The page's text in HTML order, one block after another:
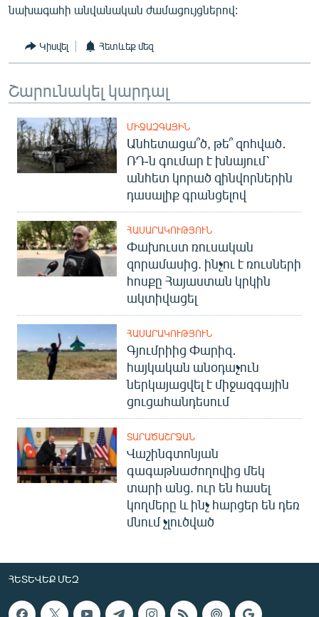
նախագահի անվանական ժամացույցներով:
Կիսվել Հետևեք մեզ
Շարունակել կարդալ
ՄԻՋԱԶԳԱՅԻՆ
Անհետացա՞ծ, թե՞ զոհված․
ՌԴ-ն գումար է խնայում՝
անհետ կորած զինվորներին
դասալիք գրանցելով
ՀԱՍԱՐԱԿՈՒԹՅՈՒՆ
Փախուստ ռուսական
զորամասից. ինչու է ռուսների
հոսքը Հայաստան կրկին
ակտիվացել
ՀԱՍԱՐԱԿՈՒԹՅՈՒՆ
Գյումրիից Փարիզ․
հայկական անօդաչուն
ներկայացվել է միջազգային
ցուցահանդեսում
ՏԱՐԱԾԱՇՐՋԱՆ
Վաշինգտոնյան
գագաթնաժողովից մեկ
տարի անց. ուր են հասել
կողմերը և ինչ հարցեր են դեռ
մնում չլուծված
ՀԵՏԵՎԵՔ ՄԵԶ